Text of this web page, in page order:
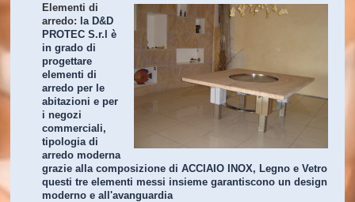
Elementi di
arredo: la D&D
PROTEC S.r.l è
in grado di
progettare
elementi di
arredo per le
abitazioni e per
i negozi
commerciali,
tipologia di
arredo moderna
grazie alla composizione di ACCIAIO INOX, Legno e Vetro
questi tre elementi messi insieme garantiscono un design
moderno e all'avanguardia